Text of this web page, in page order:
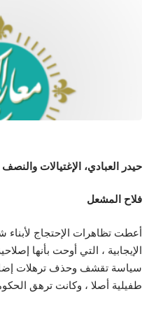
حيدر العبادي، الإغتيالات
فلاح المشعل
أعطت تظاهرات الإحتجاج لأبناء
الإيجابية ، التي أوحت بأنها
سياسة تقشف وحذف ترهلات
طفيلية أصلا ، وكانت ترهق